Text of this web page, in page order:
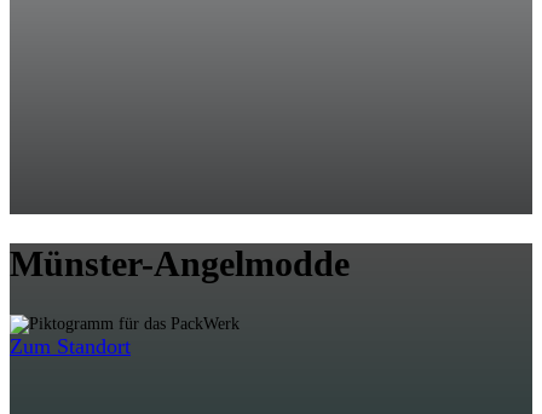
Münster-Angelmodde
Zum Standort